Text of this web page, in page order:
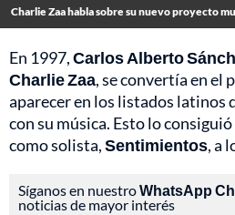
Charlie Zaa habla sobre su nuevo proyecto
En 1997,Carlos Alberto
Charlie Zaa, se convertía en el
aparecer en los listados latinos
con su música. Esto lo
como solista,Sentimientos, a
Síganos en nuestroWhatsApp
noticias de mayor interés